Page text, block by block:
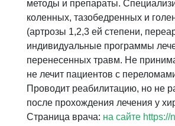
методы и препараты.
коленных, тазобедренных и
(артрозы 1,2,3 ей степени,
индивидуальные программы
перенесенных травм. Не
не лечит пациентов с
Проводит реабилитацию, но не
после прохождения лечения у
Страница врача: на сайте https://